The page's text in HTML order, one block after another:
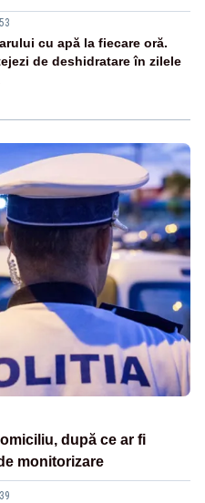
cu apă la fiecare oră.
de deshidratare în zilele
după ce ar fi
monitorizare